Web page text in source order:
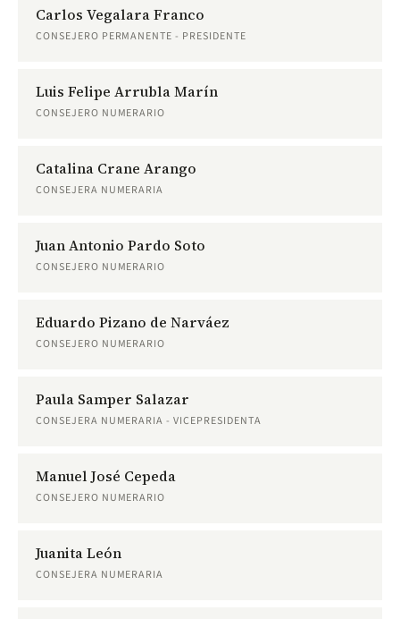
Carlos Vegalara Franco
CONSEJERO PERMANENTE - PRESIDENTE
Luis Felipe Arrubla Marín
CONSEJERO NUMERARIO
Catalina Crane Arango
CONSEJERA NUMERARIA
Juan Antonio Pardo Soto
CONSEJERO NUMERARIO
Eduardo Pizano de Narváez
CONSEJERO NUMERARIO
Paula Samper Salazar
CONSEJERA NUMERARIA - VICEPRESIDENTA
Manuel José Cepeda
CONSEJERO NUMERARIO
Juanita León
CONSEJERA NUMERARIA